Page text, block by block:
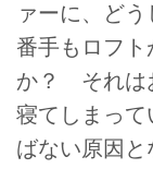
ァーに、ど
番手もロフ
か？ それは
寝てしまっ
ばない原因